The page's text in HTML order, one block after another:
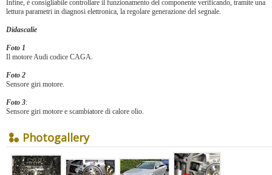
Infine, è consigliabile controllare il funzionamento del componente verificando, tramite una
lettura parametri in diagnosi elettronica, la regolare generazione del segnale.
Didascalie
Foto 1
Il motore Audi codice CAGA.
Foto 2
Sensore giri motore.
Foto 3:
Sensore giri motore e scambiatore di calore olio.
Photogallery